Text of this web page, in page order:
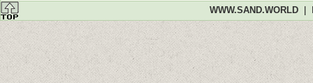
WWW.SAND.WORLD|